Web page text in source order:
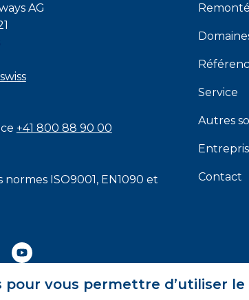
pour vous permettre d’utiliser
AG
+41 800 88 90 00
normes ISO9001, EN1090 et
Service
Autres
Contact